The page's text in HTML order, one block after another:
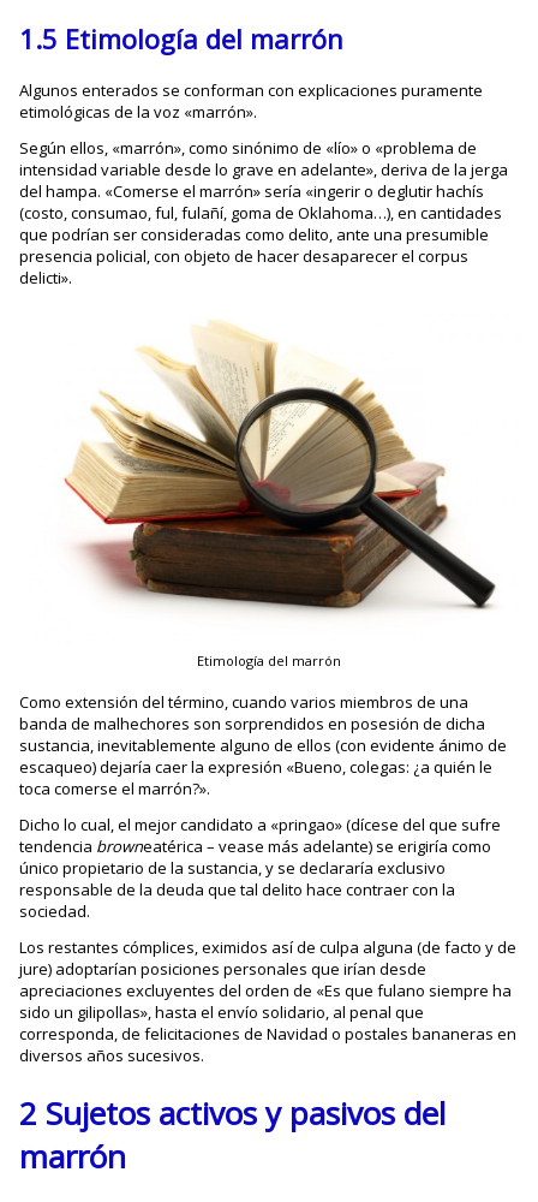
1.5 Etimología del marrón
Algunos enterados se conforman con explicaciones puramente
etimológicas de la voz «marrón».
Según ellos, «marrón», como sinónimo de «lío» o «problema de
intensidad variable desde lo grave en adelante», deriva de la jerga
del hampa. «Comerse el marrón» sería «ingerir o deglutir hachís
(costo, consumao, ful, fulañí, goma de Oklahoma…), en cantidades
que podrían ser consideradas como delito, ante una presumible
presencia policial, con objeto de hacer desaparecer el corpus
delicti».
Etimología del marrón
Como extensión del término, cuando varios miembros de una
banda de malhechores son sorprendidos en posesión de dicha
sustancia, inevitablemente alguno de ellos (con evidente ánimo de
escaqueo) dejaría caer la expresión «Bueno, colegas: ¿a quién le
toca comerse el marrón?».
Dicho lo cual, el mejor candidato a «pringao» (dícese del que sufre
tendencia browneatérica – vease más adelante) se erigiría como
único propietario de la sustancia, y se declararía exclusivo
responsable de la deuda que tal delito hace contraer con la
sociedad.
Los restantes cómplices, eximidos así de culpa alguna (de facto y de
jure) adoptarían posiciones personales que irían desde
apreciaciones excluyentes del orden de «Es que fulano siempre ha
sido un gilipollas», hasta el envío solidario, al penal que
corresponda, de felicitaciones de Navidad o postales bananeras en
diversos años sucesivos.
2 Sujetos activos y pasivos del
marrón